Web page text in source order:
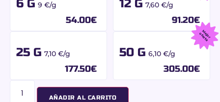
6 G 9 €/g
54.00€
12 G 7,60 €/g
91.20€
25 G 7,10 €/g
177.50€
50 G 6,10 €/g
305.00€
M
e
jo
r
o
f
e
r
t
a
AÑADIR AL CARRITO